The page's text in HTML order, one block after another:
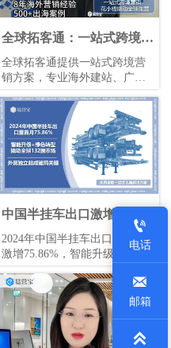
全球拓客通：一站式跨境营
销，花小钱撬动全球生意
全球拓客通提供一站式跨境营
销方案，专业海外建站、广告
务，助力企业低成本撬动全球
生意。构建‘SEO+SEM+社媒营
销’立体获客体系，实现全渠道
拓客与品牌营销。
中国半挂车出口激增75%背
后：智能升级如何撬动132
国市场？
2024年中国半挂车出口量首月
激增75.86%，智能升级+绿色转
立站成破局关键。

电话

邮箱
